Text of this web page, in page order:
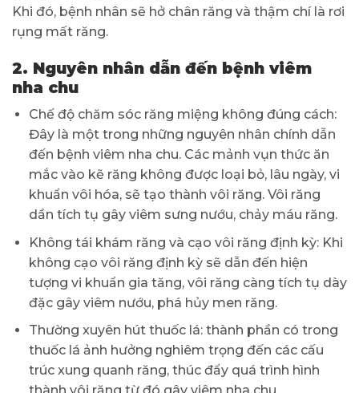
Khi đó, bệnh nhân sẽ hở chân răng và thậm chí là rơi
rụng mất răng.
2. Nguyên nhân dẫn đến bệnh viêm
nha chu
Chế độ chăm sóc răng miệng không đúng cách:
Đây là một trong những nguyên nhân chính dẫn
đến bệnh viêm nha chu. Các mảnh vụn thức ăn
mắc vào kẽ răng không được loại bỏ, lâu ngày, vi
khuẩn vôi hóa, sẽ tạo thành vôi răng. Vôi răng
dần tích tụ gây viêm sưng nướu, chảy máu răng.
Không tái khám răng và cạo vôi răng định kỳ: Khi
không cạo vôi răng định kỳ sẽ dẫn đến hiện
tượng vi khuẩn gia tăng, vôi răng càng tích tụ dày
đặc gây viêm nướu, phá hủy men răng.
Thường xuyên hút thuốc lá: thành phần có trong
thuốc lá ảnh hưởng nghiêm trọng đến các cấu
trúc xung quanh răng, thúc đẩy quá trình hình